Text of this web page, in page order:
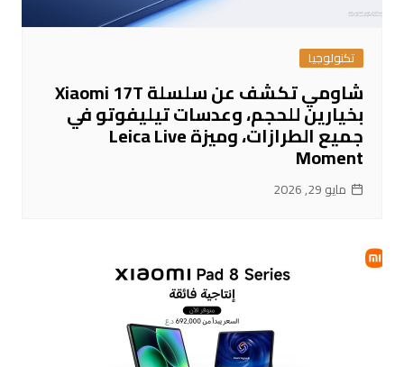
تكنولوجيا
شاومي تكشف عن سلسلة Xiaomi 17T
بخيارين للحجم، وعدسات تيليفوتو في
جميع الطرازات، وميزة Leica Live
Moment
مايو 29, 2026